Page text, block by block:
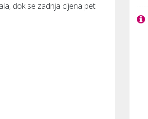
dok se zadnja cijena pet